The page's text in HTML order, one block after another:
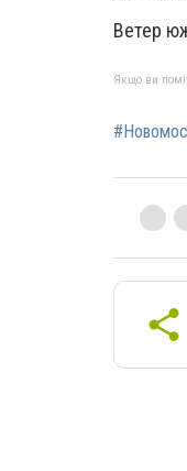
Ветер
Якщо ви